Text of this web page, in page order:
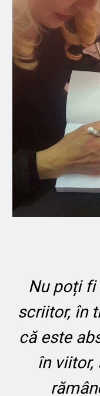
Nu poți fi
scriitor, în
că este
în viitor,